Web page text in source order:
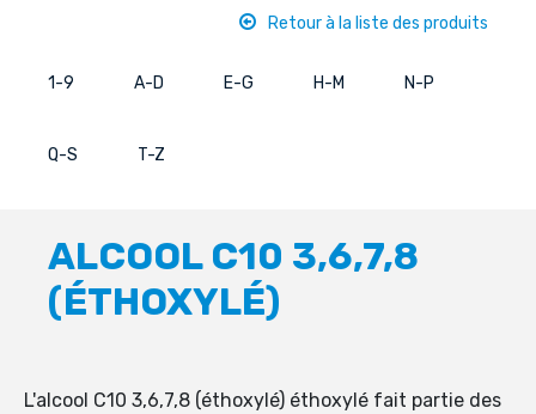
Retour à la liste des produits
1-9 A-D E-G H-M N-P
Q-S T-Z
ALCOOL C10 3,6,7,8
(ÉTHOXYLÉ)
L'alcool C10 3,6,7,8 (éthoxylé) éthoxylé fait partie des